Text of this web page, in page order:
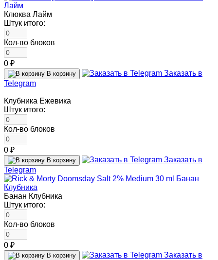
Клюква Лайм
Штук итого:
Кол-во блоков
0 ₽
В корзину
Заказать в
Telegram
Клубника Ежевика
Штук итого:
Кол-во блоков
0 ₽
В корзину
Заказать в
Telegram
Банан Клубника
Штук итого:
Кол-во блоков
0 ₽
В корзину
Заказать в